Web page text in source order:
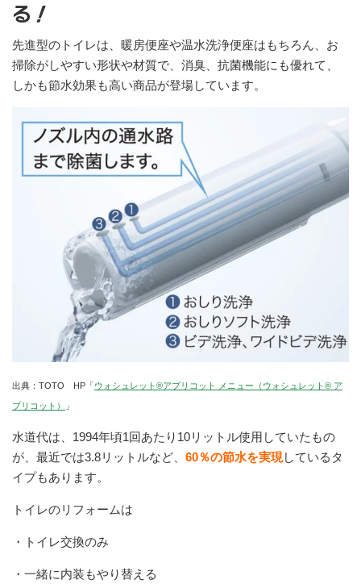
る！
先進型のトイレは、暖房便座や温水洗浄便座はもちろん、お
掃除がしやすい形状や材質で、消臭、抗菌機能にも優れて、
しかも節水効果も高い商品が登場しています。
出典：TOTO HP「ウォシュレット®アプリコット メニュー（ウォシュレット® ア
プリコット） 」
水道代は、1994年頃1回あたり10リットル使用していたもの
が、最近では3.8リットルなど、 60％の節水を実現しているタ
イプもあります。
トイレのリフォームは
・トイレ交換のみ
・一緒に内装もやり替える